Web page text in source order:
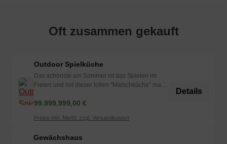
Oft zusammen gekauft
Outdoor Spielküche
Das schönste am Sommer ist das Spielen im
Freien und mit dieser tollen "Matschküche" ma...
99.999.999,00 €
Preise inkl. MwSt. zzgl. Versandkosten
Details
Gewächshaus